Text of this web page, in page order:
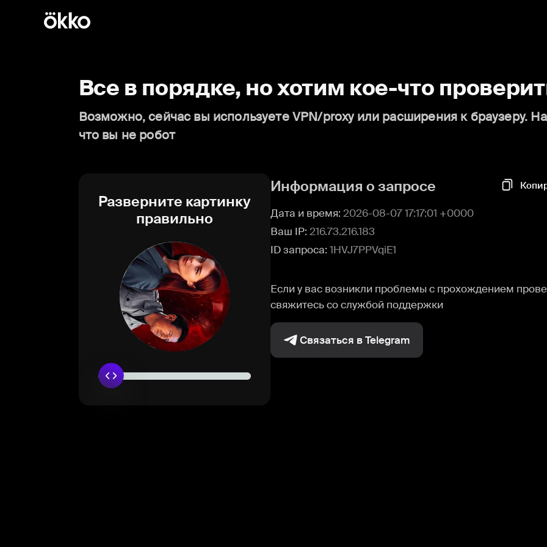
Все в порядке, но хотим кое-что
Возможно, сейчас вы используете VPN/proxy или расширения к браузеру.
что вы не робот
Разверните картинку
правильно
Информация о запросе
Дата и время: 2026-08-07 17:17:01 +0000
Ваш IP: 216.73.216.183
ID запроса: 1HVJ7PPVqiE1
Если у вас возникли проблемы с прохождением
свяжитесь со службой поддержки
Связаться в Telegram